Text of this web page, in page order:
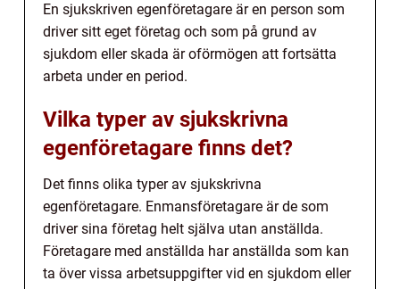
En sjukskriven egenföretagare är en person som
driver sitt eget företag och som på grund av
sjukdom eller skada är oförmögen att fortsätta
arbeta under en period.
Vilka typer av sjukskrivna
egenföretagare finns det?
Det finns olika typer av sjukskrivna
egenföretagare. Enmansföretagare är de som
driver sina företag helt själva utan anställda.
Företagare med anställda har anställda som kan
ta över vissa arbetsuppgifter vid en sjukdom eller